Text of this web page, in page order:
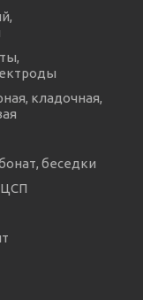
кладочная,
беседки